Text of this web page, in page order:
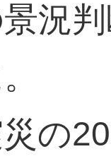
況
の